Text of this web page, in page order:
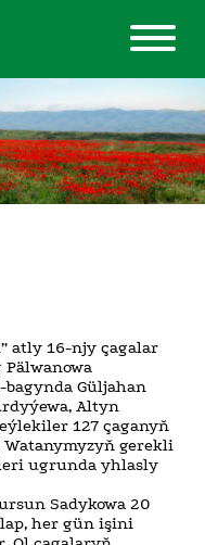
atly 16-njy çagalar
Pälwanowa
bagynda Güljahan
Altyn
127 çaganyň
gerekli
ugrunda yhlasly
Sadykowa 20
her gün işini